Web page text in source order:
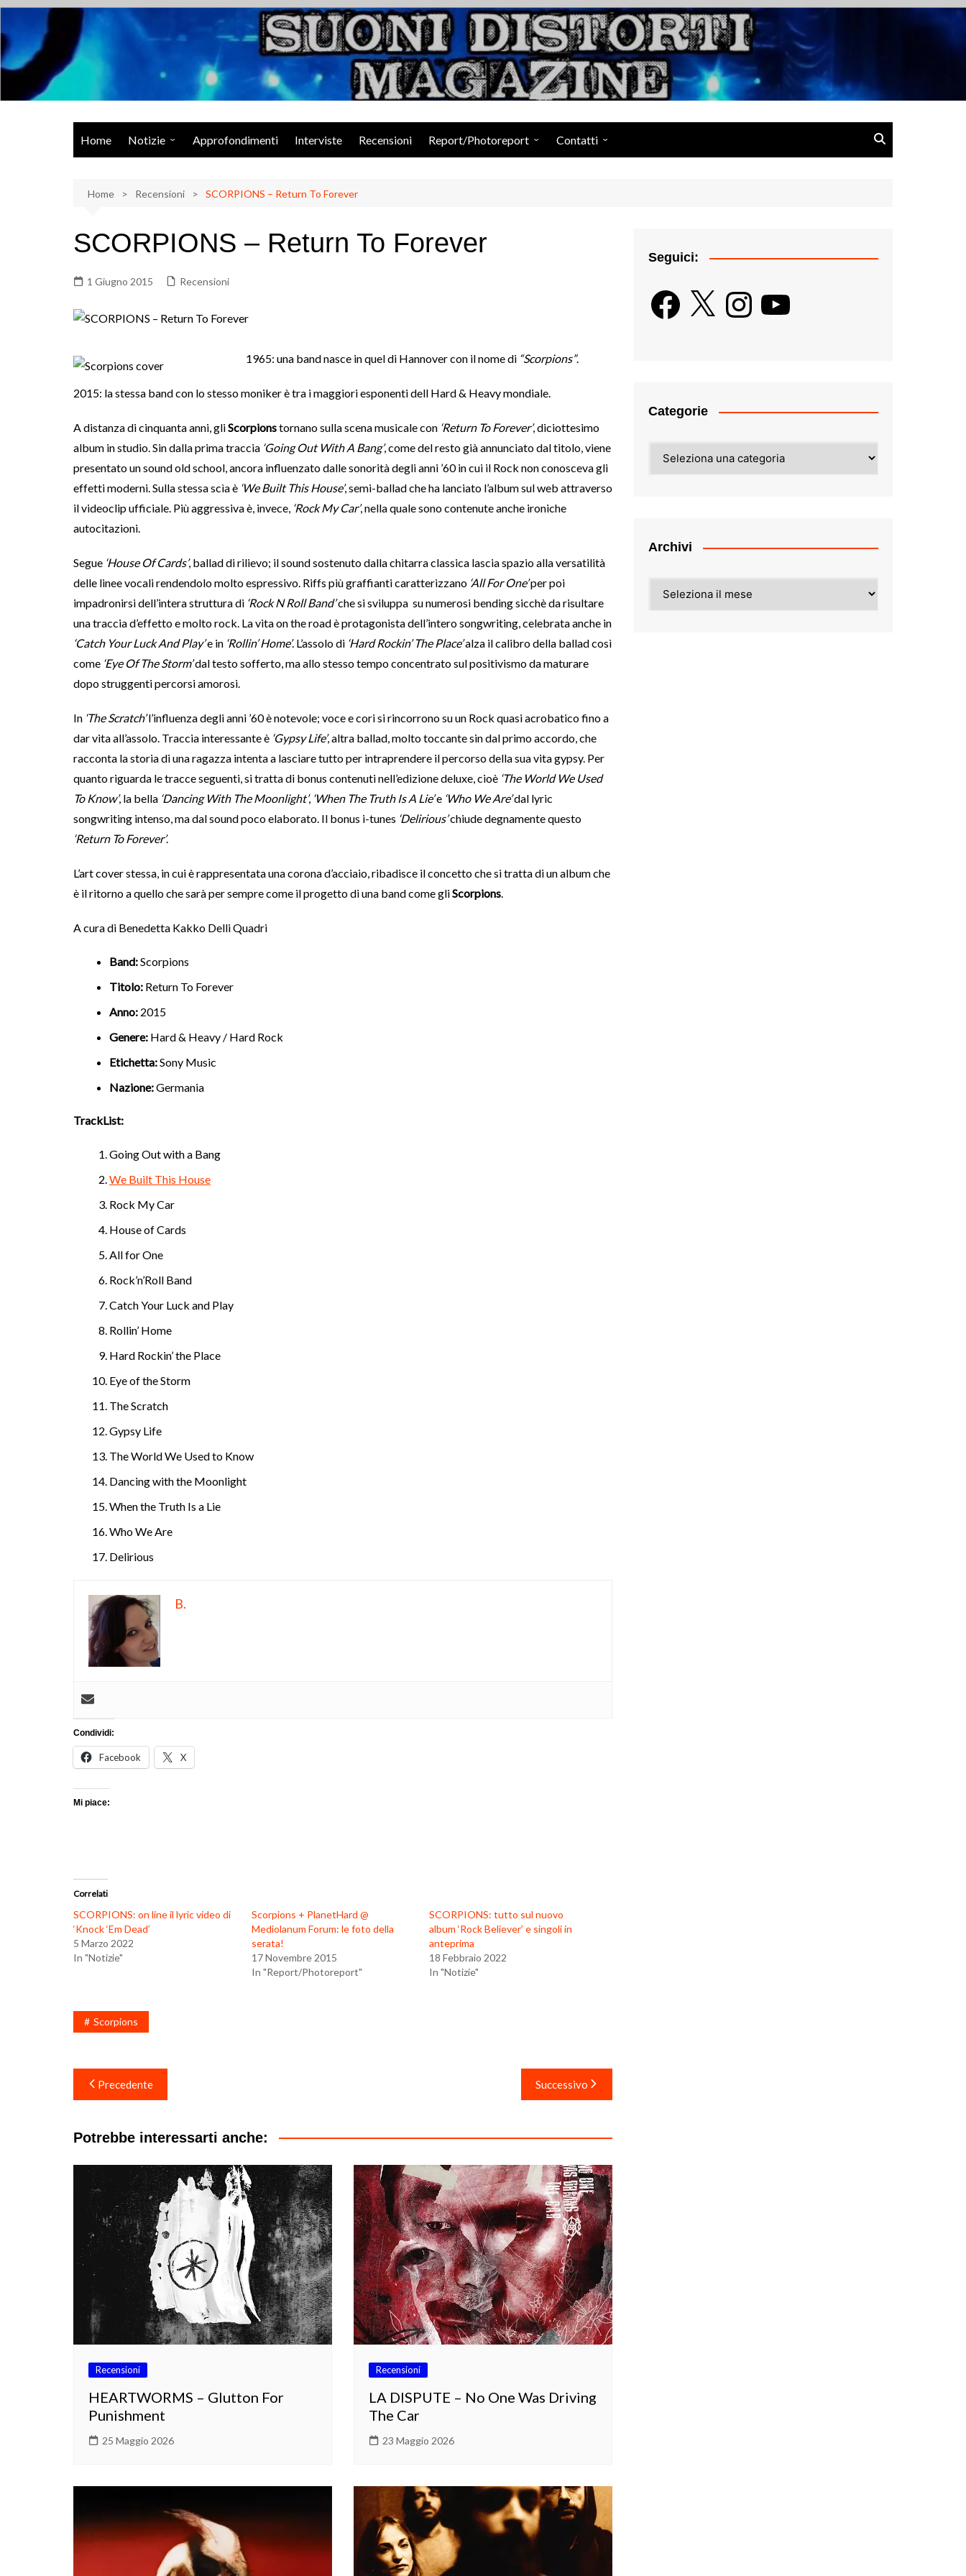
Salta
contenuto
Suoni Distorti Magazine
Musica Rock, Metal, Punk e varie sonorità alternative
Home Notizie
Eventi
Libri
Approfondimenti Interviste Recensioni Report/Photoreport Contatti
Home Recensioni SCORPIONS – Return To Forever
SCORPIONS – Return To Forever
1 Giugno 2015 Recensioni
1965: una band nasce in quel di Hannover con il nome di “Scorpions”.
2015: la stessa band con lo stesso moniker è tra i maggiori esponenti dell Hard & Heavy mondiale.
A distanza di cinquanta anni, gliScorpionstornano sulla scena musicale con ‘Return To Forever’, diciottesimo
album in studio. Sin dalla prima traccia ‘Going Out With A Bang’, come del resto già annunciato dal titolo, viene
presentato un sound old school, ancora influenzato dalle sonorità degli anni ’60 in cui il Rock non conosceva gli
effetti moderni. Sulla stessa scìa è ‘We Built This House’, semi-ballad che ha lanciato l’album sul web attraverso
il videoclip ufficiale. Più aggressiva è, invece, ‘Rock My Car’, nella quale sono contenute anche ironiche
autocitazioni.
Segue ‘House Of Cards’, ballad di rilievo; il sound sostenuto dalla chitarra classica lascia spazio alla versatilità
delle linee vocali rendendolo molto espressivo. Riffs più graffianti caratterizzano ‘All For One’per poi
impadronirsi dell’intera struttura di ‘Rock N Roll Band’che si sviluppa su numerosi bending sicchè da risultare
una traccia d’effetto e molto rock. La vita on the road è protagonista dell’intero songwriting, celebrata anche in
‘Catch Your Luck And Play’e in ‘Rollin’ Home’. L’assolo di ‘Hard Rockin’ The Place’alza il calibro della ballad così
come ‘Eye Of The Storm’dal testo sofferto, ma allo stesso tempo concentrato sul positivismo da maturare
dopo struggenti percorsi amorosi.
In ‘The Scratch’l’influenza degli anni ’60 è notevole; voce e cori si rincorrono su un Rock quasi acrobatico fino a
dar vita all’assolo. Traccia interessante è ‘Gypsy Life’, altra ballad, molto toccante sin dal primo accordo, che
racconta la storia di una ragazza intenta a lasciare tutto per intraprendere il percorso della sua vita gypsy. Per
quanto riguarda le tracce seguenti, si tratta di bonus contenuti nell’edizione deluxe, cioè ‘The World We Used
To Know’, la bella ‘Dancing With The Moonlight’, ‘When The Truth Is A Lie’e ‘Who We Are’dal lyric
songwriting intenso, ma dal sound poco elaborato. Il bonus i-tunes ‘Delirious’chiude degnamente questo
‘Return To Forever’.
L’art cover stessa, in cui è rappresentata una corona d’acciaio, ribadisce il concetto che si tratta di un album che
è il ritorno a quello che sarà per sempre come il progetto di una band come gliScorpions.
A cura di Benedetta Kakko Delli Quadri
Band:Scorpions
Titolo: Return To Forever
Anno: 2015
Genere: Hard & Heavy / Hard Rock
Etichetta:Sony Music
Nazione:Germania
TrackList:
Going Out with a Bang
We Built This House
Rock My Car
House of Cards
All for One
Rock’n’Roll Band
Catch Your Luck and Play
Rollin’ Home
Hard Rockin’ the Place
Eye of the Storm
The Scratch
Gypsy Life
The World We Used to Know
Dancing with the Moonlight
When the Truth Is a Lie
Who We Are
Delirious
B.
Condividi:
Facebook X
Mi piace:
Correlati
SCORPIONS: on line il lyric video di
‘Knock ‘Em Dead’
5 Marzo 2022
In "Notizie"
Scorpions + PlanetHard @
Mediolanum Forum: le foto della
serata!
17 Novembre 2015
In "Report/Photoreport"
SCORPIONS: tutto sul nuovo
album ‘Rock Believer’ e singoli in
anteprima
18 Febbraio 2022
In "Notizie"
Scorpions
Navigazione
articoli
Precedente Successivo
Potrebbe interessarti anche:
Recensioni
HEARTWORMS – Glutton For
Punishment
25 Maggio 2026
Recensioni
LA DISPUTE – No One Was Driving
The Car
23 Maggio 2026
Seguici:
Facebook
X InstagramYouTube
Categorie
Archivi